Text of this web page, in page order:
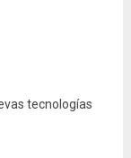
tecnologías